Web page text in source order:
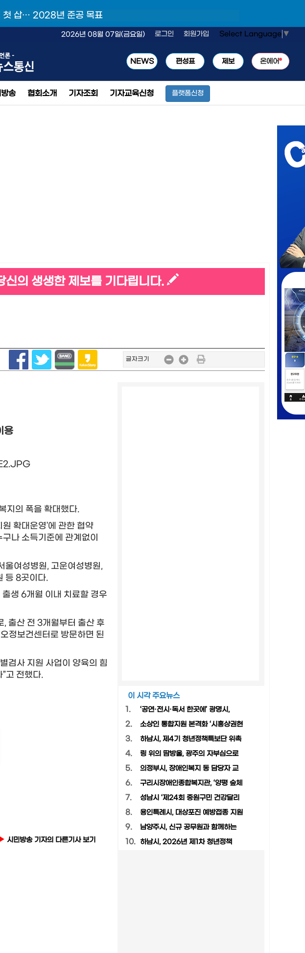
첫 삽… 2028년 준공 목표
2026년 08월 07일(금요일) 로그인 회원가입 Select Language ▼
NEWS 편성표 제보 온에어
송 협회소개 기자조회 기자교육신청 플랫폼신청
의 생생한 제보를 기다립니다.
글자크기
용
지의 폭을 확대했다.
확대운영’에 관한 협약
나 소득기준에 관계없이
울여성병원, 고운여성병원,
등 8곳이다.
출생 6개월 이내 치료할 경우
, 출산 전 3개월부터 출산 후
정보건센터로 방문하면 된
검사 지원 사업이 양육의 힘
고 전했다.
시민방송 기자의 다른기사 보기
이 시각 주요뉴스
1.
‘공연·전시·독서 한곳에’ 광명시,
2. 소상인 통합지원 본격화 ‘시흥상권현
3. 하남시, 제4기 청년정책특보단 위촉
4. 링 위의 땀방울, 광주의 자부심으로
5. 의정부시, 장애인복지 동 담당자 교
6. 구리시장애인종합복지관, ‘양평 숲체
7. 성남시 ‘제24회 중원구민 건강달리
8. 용인특례시, 대상포진 예방접종 지원
9. 남양주시, 신규 공무원과 함께하는
10. 하남시, 2026년 제1차 청년정책